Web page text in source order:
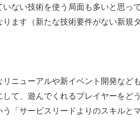
ない技術を使う局面も多いと思っ
ます（新たな技術要件がない新規
ニューアルや新イベント開発など
て、遊んでくれるプレイヤーをど
「サービスリードよりのスキルと